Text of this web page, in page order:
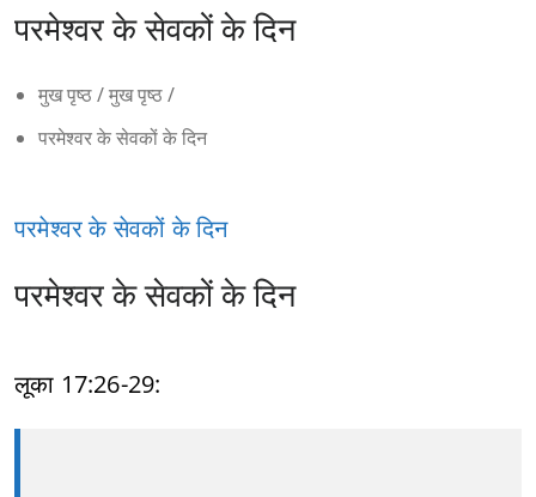
परमेश्वर के सेवकों के दिन
मुख पृष्ठ/मुख पृष्ठ/
परमेश्वर के सेवकों के दिन
परमेश्वर के सेवकों के दिन
परमेश्वर के सेवकों के दिन
लूका 17:26-29: